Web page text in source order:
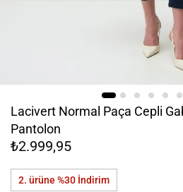
Lacivert Normal Paça Cepli
Pantolon
₺2.999,95
2. ürüne %30 İndirim